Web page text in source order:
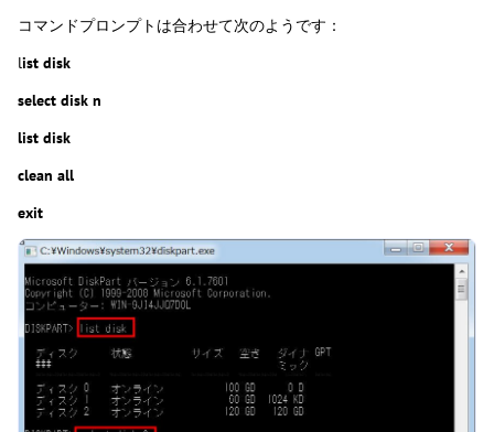
コマンドプロンプトは合わせて次のようです：
list disk
select disk n
list disk
clean all
exit